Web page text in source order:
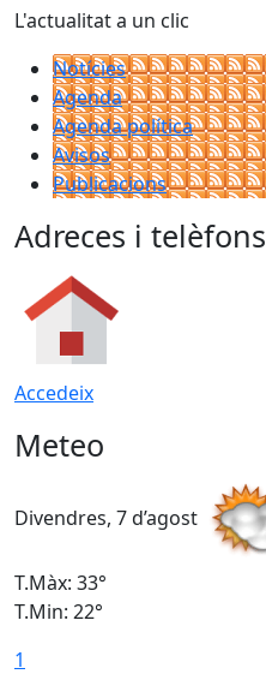
L'actualitat a un clic
Notícies
Agenda
Agenda política
Avisos
Publicacions
Adreces i telèfons
Accedeix
Meteo
Divendres, 7 d’agost
T.Màx: 33°
T.Min: 22°
1